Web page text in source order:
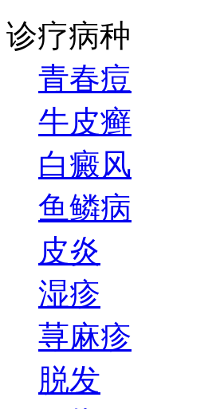
诊疗病种
青春痘
牛皮癣
白癜风
鱼鳞病
皮炎
湿疹
荨麻疹
脱发